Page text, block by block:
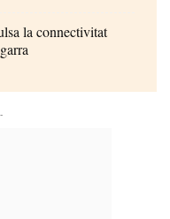
la connectivitat